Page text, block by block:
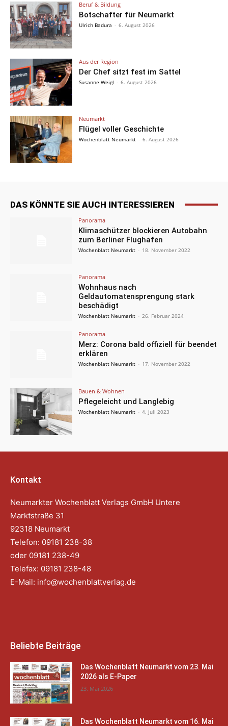
Beruf & Bildung
Botschafter für Neumarkt
Ulrich Badura - 6. August 2026
Aus der Region
Der Chef sitzt fest im Sattel
Susanne Weigl - 6. August 2026
Neumarkt
Flügel voller Geschichte
Wochenblatt Neumarkt - 6. August 2026
DAS KÖNNTE SIE AUCH INTERESSIEREN
Panorama
Klimaschützer blockieren Autobahn
zum Berliner Flughafen
Wochenblatt Neumarkt - 18. November 2022
Panorama
Wohnhaus nach
Geldautomatensprengung stark
beschädigt
Wochenblatt Neumarkt - 26. Februar 2024
Panorama
Merz: Corona bald offiziell für beendet
erklären
Wochenblatt Neumarkt - 17. November 2022
Bauen & Wohnen
Pflegeleicht und Langlebig
Wochenblatt Neumarkt - 4. Juli 2023
Kontakt
Neumarkter Wochenblatt Verlags GmbH Untere
Marktstraße 31
92318 Neumarkt
Telefon: 09181 238-38
oder 09181 238-49
Telefax: 09181 238-48
E-Mail: info@wochenblattverlag.de
Beliebte Beiträge
Das Wochenblatt Neumarkt vom 23. Mai
2026 als E-Paper
23. Mai 2026
Das Wochenblatt Neumarkt vom 16. Mai